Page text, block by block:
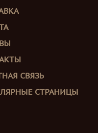
СВЯЗЬ
СТРАНИЦЫ